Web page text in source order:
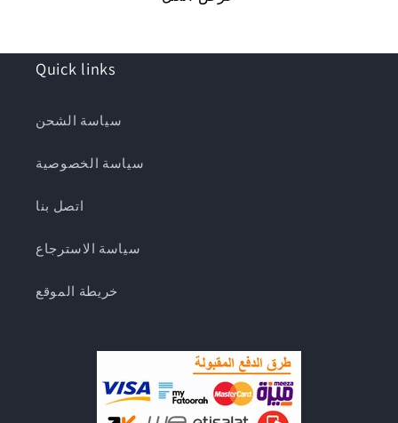
Quick links
سياسة الشحن
سياسة الخصوصية
اتصل بنا
سياسة الاسترجاع
خريطة الموقع